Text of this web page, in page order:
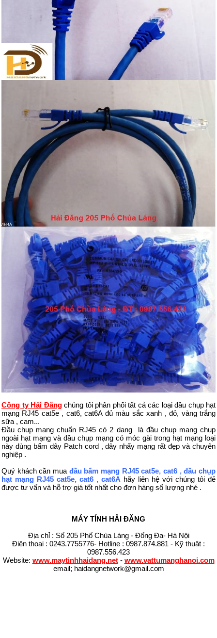
Công ty Hải Đăng chúng tôi phân phối tất cả các loại đầu chụp hạt
mạng RJ45 cat5e , cat6, cat6A đủ màu sắc xanh , đỏ, vàng trắng
sữa , cam...
Đầu chụp mạng chuẩn RJ45 có 2 dạng là đầu chụp mạng chụp
ngoài hạt mạng và đầu chụp mạng có móc gài trong hạt mạng loại
này dùng bấm dây Patch cord , dây nhẩy mạng rất đẹp và chuyên
nghiệp .
Quý khách cần mua đầu bấm mạng RJ45 cat5e, cat6 , đầu chụp
hạt mạng RJ45 cat5e, cat6 , cat6A hãy liên hệ với chúng tôi đẻ
được tư vấn và hỗ trợ giá tốt nhất cho đơn hàng số lượng nhé .
MÁY TÍNH HẢI ĐĂNG
Địa chỉ : Số 205 Phố Chùa Láng - Đống Đa- Hà Nội
Điện thoại : 0243.7755776- Hotline : 0987.874.881 - Kỹ thuật :
0987.556.423
Website: www.maytinhhaidang.net- www.vattumanghanoi.com
email; haidangnetwork@gmail.com